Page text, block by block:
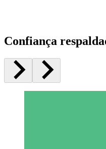
Confiança